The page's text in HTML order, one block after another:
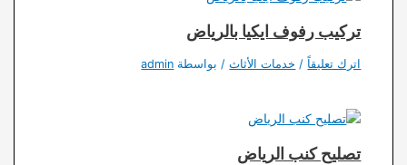
تركيب رفوف ايكيا بالرياض
اترك تعليقاً / خدمات الأثاث/ بواسطة admin
تصليح كنب الرياض